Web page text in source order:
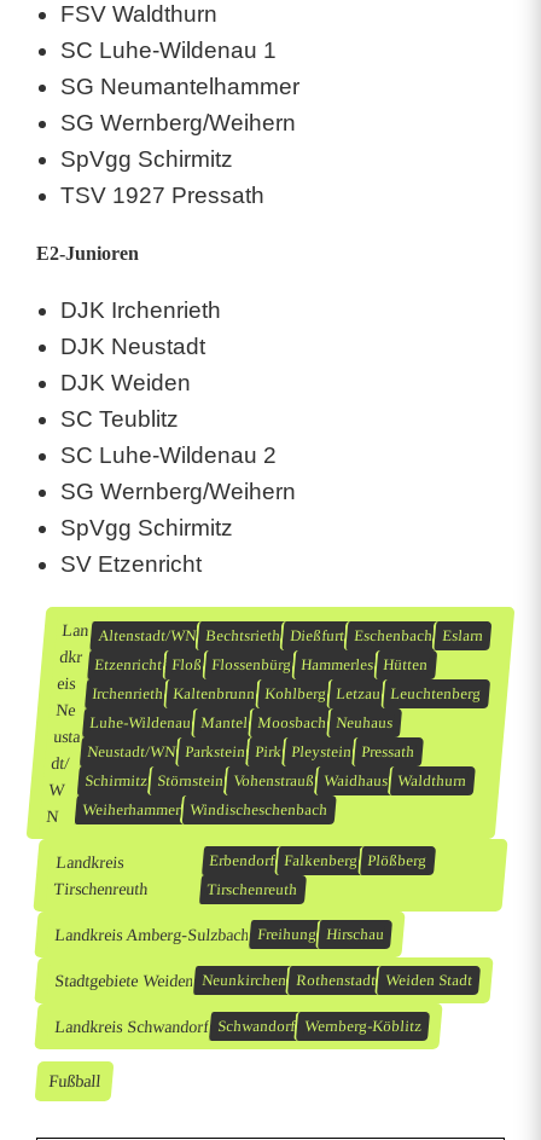
FSV Waldthurn
SC Luhe-Wildenau 1
SG Neumantelhammer
SG Wernberg/Weihern
SpVgg Schirmitz
TSV 1927 Pressath
E2-Junioren
DJK Irchenrieth
DJK Neustadt
DJK Weiden
SC Teublitz
SC Luhe-Wildenau 2
SG Wernberg/Weihern
SpVgg Schirmitz
SV Etzenricht
Lan
dkr
eis
Ne
usta
dt/
W
N
Altenstadt/WN Bechtsrieth Dießfurt Eschenbach Eslarn
Etzenricht Floß Flossenbürg Hammerles Hütten
Irchenrieth Kaltenbrunn Kohlberg Letzau Leuchtenberg
Luhe-Wildenau Mantel Moosbach Neuhaus
Neustadt/WN Parkstein Pirk Pleystein Pressath
Schirmitz Störnstein Vohenstrauß Waidhaus Waldthurn
Weiherhammer Windischeschenbach
Landkreis
Tirschenreuth
Erbendorf Falkenberg Plößberg
Tirschenreuth
Landkreis Amberg-Sulzbach Freihung Hirschau
Stadtgebiete Weiden Neunkirchen Rothenstadt Weiden Stadt
Landkreis Schwandorf Schwandorf Wernberg-Köblitz
Fußball